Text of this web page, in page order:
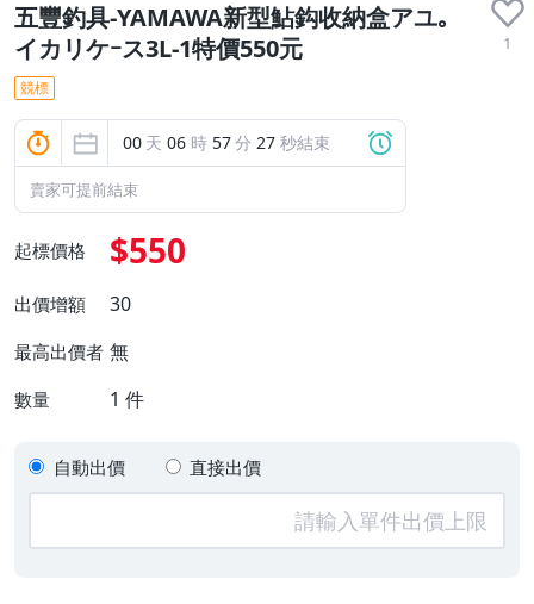
五豐釣具-YAMAWA新型鮎鈎收納盒アユ｡
イカリケｰス3L-1特價550元
1
競標
00 天 06 時 57分 26 秒結束
賣家可提前結束
起標價格 $550
出價增額 30
最高出價者 無
數量 1 件
自動出價 直接出價